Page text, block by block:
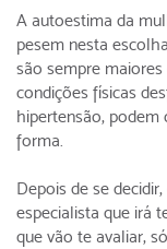
A autoestima da
pesem nesta
são sempre
condições físicas
hipertensão,
forma.
Depois de se
especialista que irá
que vão te avaliar,